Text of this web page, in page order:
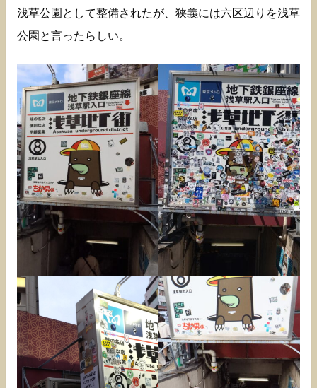
浅草公園として整備されたが、狭義には六区辺りを浅草
公園と言ったらしい。